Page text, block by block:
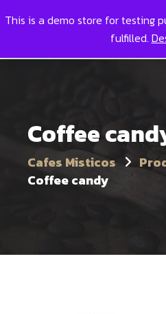
Coffee
Cafes Misticos
Coffee candy
This is a demo store for testing
fulfilled.